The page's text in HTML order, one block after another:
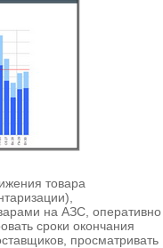
товара
на АЗС, оперативно
сроки окончания
просматривать